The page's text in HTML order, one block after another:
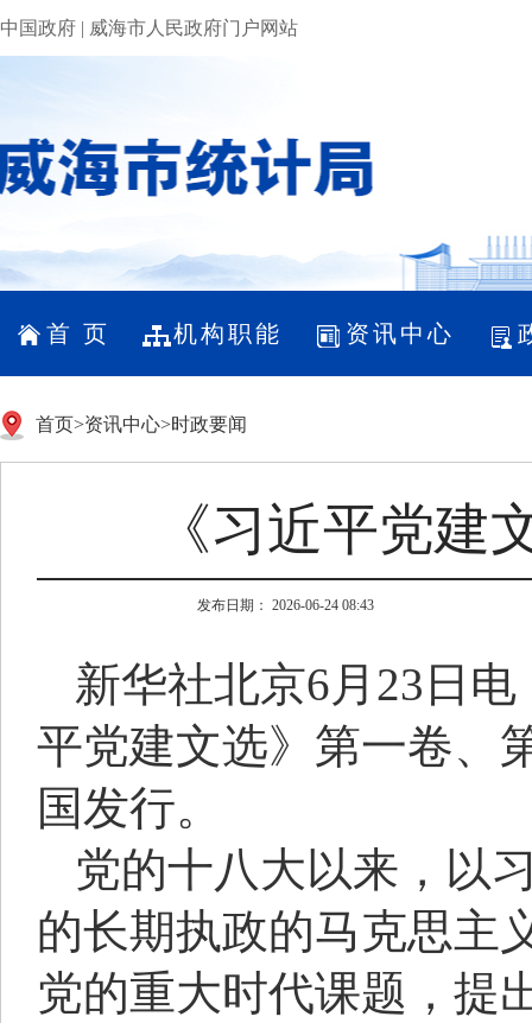
中国政府 | 威海市人民政府门户网站
首 页 机构职能 资讯中心
首页>资讯中心>时政要闻
《习近平党建
发布日期： 2026-06-24 08:43
新华社北京6月23日
平党建文选》第一卷、
国发行。
党的十八大以来，以
的长期执政的马克思主
党的重大时代课题，提